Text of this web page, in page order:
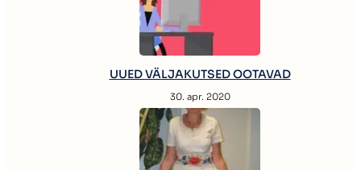
UUED VÄLJAKUTSED OOTAVAD
30. apr. 2020